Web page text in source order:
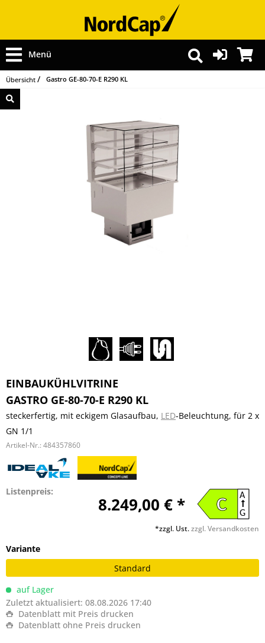
Menü
Übersicht Gastro GE-80-70-E R290 KL
EINBAUKÜHLVITRINE
GASTRO GE-80-70-E R290 KL
steckerfertig, mit eckigem Glasaufbau, LED-Beleuchtung, für 2 x
GN 1/1
Artikel-Nr.: 484357860
Listenpreis:
8.249,00 € * A
G
C
*zzgl. Ust.zzgl. Versandkosten
Variante
Standard
auf Lager
Zuletzt aktualisiert: 08.08.2026 17:40
Datenblatt mit Preis drucken
Datenblatt ohne Preis drucken